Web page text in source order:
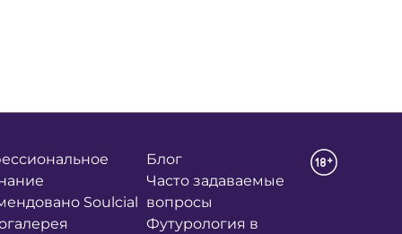
Soulcial
Блог
Часто задаваемые
вопросы
Футурология в